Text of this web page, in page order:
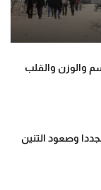
والوزن والقلب
وصعود التنين